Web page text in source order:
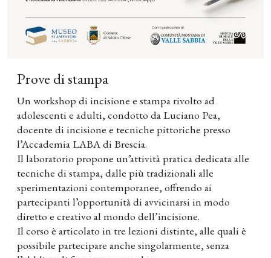
Prove di stampa
Un workshop di incisione e stampa rivolto ad
adolescenti e adulti, condotto da Luciano Pea,
docente di incisione e tecniche pittoriche presso
l’Accademia LABA di Brescia.
Il laboratorio propone un’attività pratica dedicata alle
tecniche di stampa, dalle più tradizionali alle
sperimentazioni contemporanee, offrendo ai
partecipanti l’opportunità di avvicinarsi in modo
diretto e creativo al mondo dell’incisione.
Il corso è articolato in tre lezioni distinte, alle quali è
possibile partecipare anche singolarmente, senza